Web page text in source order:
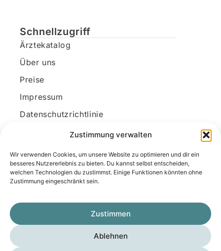
Zustimmung verwalten
Wir verwenden Cookies, um unsere Website zu optimieren und dir ein
besseres Nutzererlebnis zu bieten. Du kannst selbst entscheiden,
welchen Technologien du zustimmst. Einige Funktionen könnten ohne
Zustimmung eingeschränkt sein.
Zustimmen
Ablehnen
Schnellzugriff
Ärztekatalog
Über uns
Preise
Impressum
Datenschutzrichtlinie
Kundenkonto
Unsere Kontaktdaten
E-Mail: kontakt@docanonym.com
am Traunsee, Österreich